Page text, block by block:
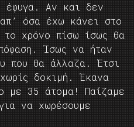
έφυγα. Αν και δεν
όσα έχω κάνει στο
το χρόνο πίσω ίσως θα
Ίσως να ήταν
που θα άλλαζα. Έτσι
δοκιμή. Έκανα
με 35 άτομα! Παίζαμε
να χωρέσουμε